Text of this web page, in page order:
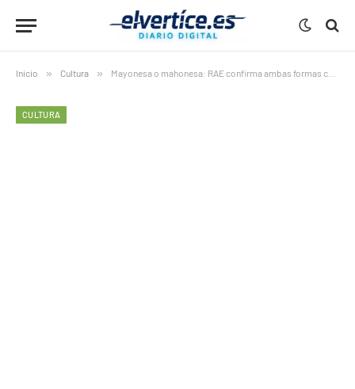
Inicio » Cultura » Mayonesa o mahonesa: RAE confirma ambas formas correctas
CULTURA